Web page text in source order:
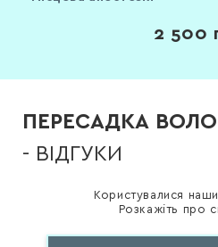
2 500
ПЕРЕСАДКА
- ВІДГУКИ
Користувалися
Розкажіть про